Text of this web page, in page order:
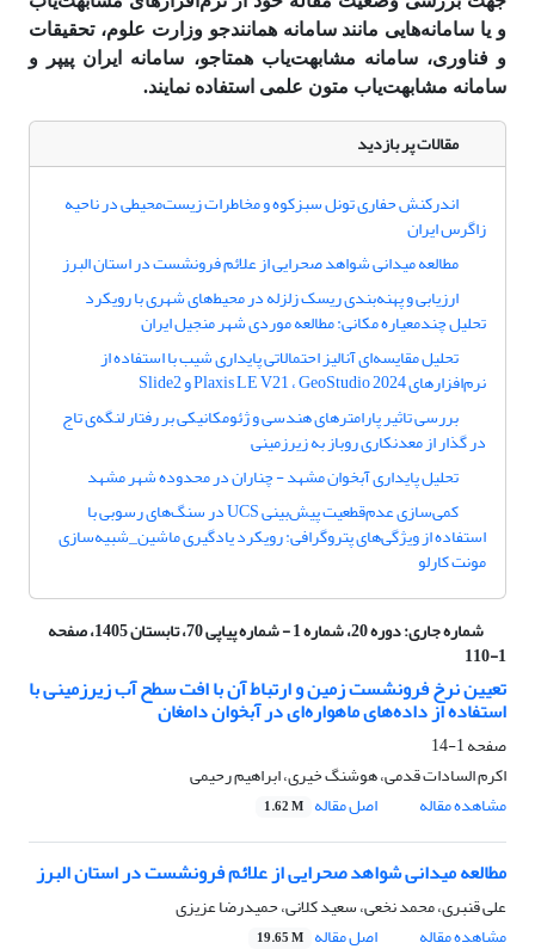
و یا سامانه‌هایی مانند سامانه همانند‌جو وزارت علوم، تحقیقات
و فناوری، سامانه مشابهت‌یاب همتاجو، سامانه ایران پیپر و
سامانه مشابهت‌یاب متون علمی استفاده نمایند.
مقالات پر بازدید
اندرکنش حفاری تونل سبزکوه و مخاطرات زیست‌محیطی در ناحیه
زاگرس ایران
مطالعه میدانی شواهد صحرایی از علائم فرونشست در استان البرز
ارزیابی و پهنه‌بندی ریسک زلزله در محیط‌های شهری با رویکرد
تحلیل چندمعیاره مکانی: مطالعه موردی شهر منجیل ایران
تحلیل مقایسه‌ای آنالیز احتمالاتی پایداری شیب با استفاده از
نرم‌افزارهای Plaxis LE V21 ، GeoStudio 2024 و Slide2
بررسی تاثیر پارامترهای هندسی و ژئومکانیکی بر رفتار لنگه‌ی تاج
در گذار از معدنکاری روباز به زیرزمینی
تحلیل پایداری آبخوان مشهد - چناران در محدوده شهر مشهد
کمی‌سازی عدم‌قطعیت پیش‌بینی UCS در سنگ‌های رسوبی با
استفاده از ویژگی‌های پتروگرافی: رویکرد یادگیری ماشین_شبیه‌سازی
مونت کارلو
شماره جاری: دوره 20، شماره 1 - شماره پیاپی 70، تابستان 1405، صفحه
1-110
تعیین نرخ فرونشست زمین و ارتباط آن با افت سطح آب زیرزمینی با
استفاده از داده‌های ماهواره‌ای در آبخوان دامغان
صفحه1-14
اکرم السادات قدمی، هوشنگ خیری، ابراهیم رحیمی
مشاهده مقاله
اصل مقاله 1.62 M
مطالعه میدانی شواهد صحرایی از علائم فرونشست در استان البرز
علی قنبری، محمد نخعی، سعید کلانی، حمیدرضا عزیزی
مشاهده مقاله
اصل مقاله 19.65 M